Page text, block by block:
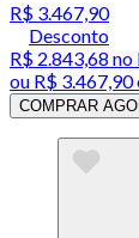
R$ 3.467,90
Desconto
R$ 2.843,68 no
ou R$ 3.467,90
COMPRAR